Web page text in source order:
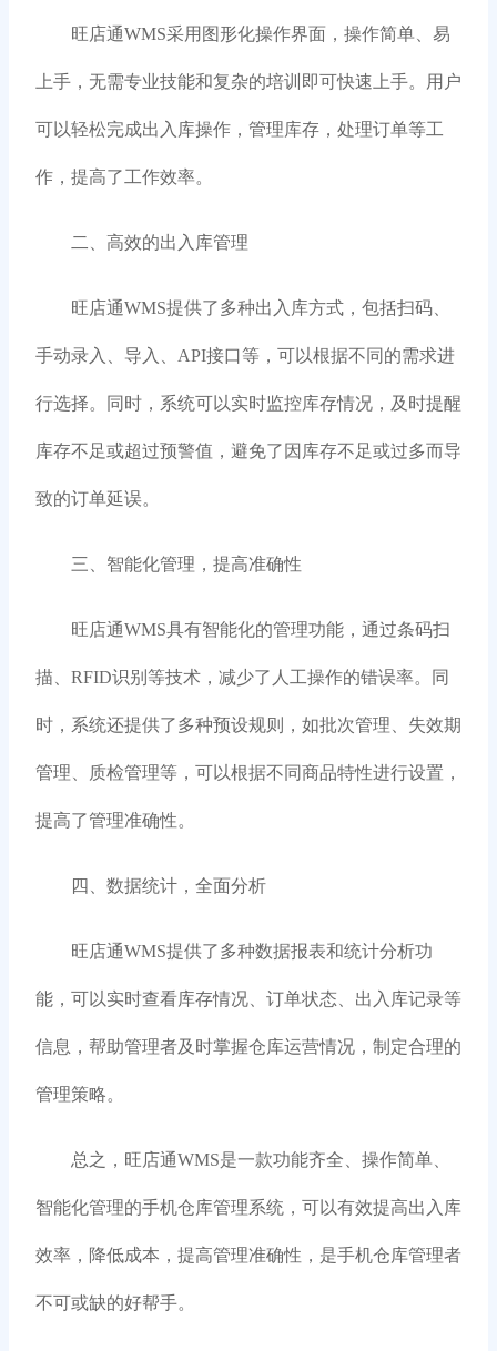
旺店通WMS采用图形化操作界面，操作简单、易
上手，无需专业技能和复杂的培训即可快速上手。用户
可以轻松完成出入库操作，管理库存，处理订单等工
作，提高了工作效率。
二、高效的出入库管理
旺店通WMS提供了多种出入库方式，包括扫码、
手动录入、导入、API接口等，可以根据不同的需求进
行选择。同时，系统可以实时监控库存情况，及时提醒
库存不足或超过预警值，避免了因库存不足或过多而导
致的订单延误。
三、智能化管理，提高准确性
旺店通WMS具有智能化的管理功能，通过条码扫
描、RFID识别等技术，减少了人工操作的错误率。同
时，系统还提供了多种预设规则，如批次管理、失效期
管理、质检管理等，可以根据不同商品特性进行设置，
提高了管理准确性。
四、数据统计，全面分析
旺店通WMS提供了多种数据报表和统计分析功
能，可以实时查看库存情况、订单状态、出入库记录等
信息，帮助管理者及时掌握仓库运营情况，制定合理的
管理策略。
总之，旺店通WMS是一款功能齐全、操作简单、
智能化管理的手机仓库管理系统，可以有效提高出入库
效率，降低成本，提高管理准确性，是手机仓库管理者
不可或缺的好帮手。